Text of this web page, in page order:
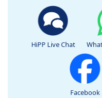
HiPP Live Chat
Facebook